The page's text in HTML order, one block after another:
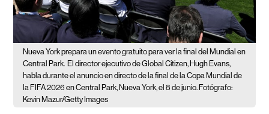
Nueva York prepara un evento gratuito para ver la final del Mundial en
Central Park. El director ejecutivo de Global Citizen, Hugh Evans,
habla durante el anuncio en directo de la final de la Copa Mundial de
la FIFA 2026 en Central Park, Nueva York, el 8 de junio. Fotógrafo:
Kevin Mazur/Getty Images